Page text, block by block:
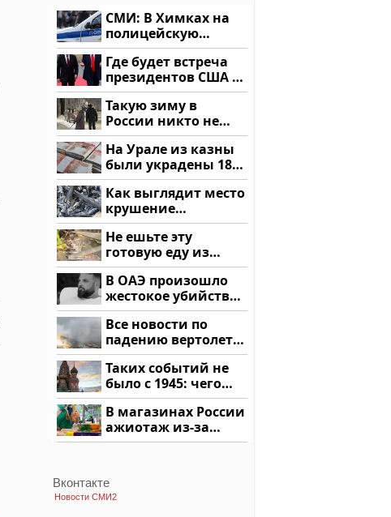
СМИ: В Химках на
полицейскую
машину напали и
подожгли.
Где будет встреча
президентов США и
России: Европа?
Такую зиму в
России никто не
ждал: как так?!
На Урале из казны
были украдены 18
миллионов рублей
Как выглядит место
крушение
вертолета на
Кавказе: смотреть
Не ешьте эту
готовую еду из
магазина: список
В ОАЭ произошло
жестокое убийство
криптомиллионера
Все новости по
падению вертолета
на Кавказе: читать
здесь
Таких событий не
было с 1945: чего
ждать всем нам?
В магазинах России
ажиотаж из-за
этого продукта: что
Вконтакте
Новости СМИ2